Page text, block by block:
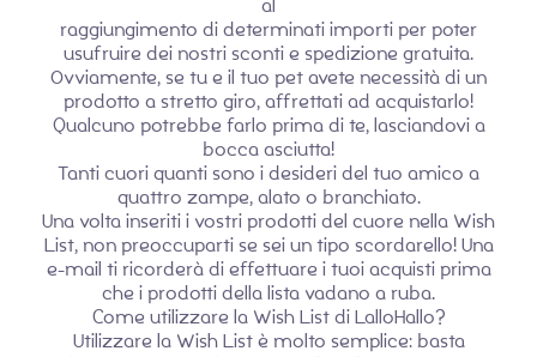
al
raggiungimento di determinati importi per poter
usufruire dei nostri sconti e spedizione gratuita.
Ovviamente, se tu e il tuo pet avete necessità di un
prodotto a stretto giro, affrettati ad acquistarlo!
Qualcuno potrebbe farlo prima di te, lasciandovi a
bocca asciutta!
Tanti cuori quanti sono i desideri del tuo amico a
quattro zampe, alato o branchiato.
Una volta inseriti i vostri prodotti del cuore nella Wish
List, non preoccuparti se sei un tipo scordarello! Una
e-mail ti ricorderà di effettuare i tuoi acquisti prima
che i prodotti della lista vadano a ruba.
Come utilizzare la Wish List di LalloHallo?
Utilizzare la Wish List è molto semplice: basta